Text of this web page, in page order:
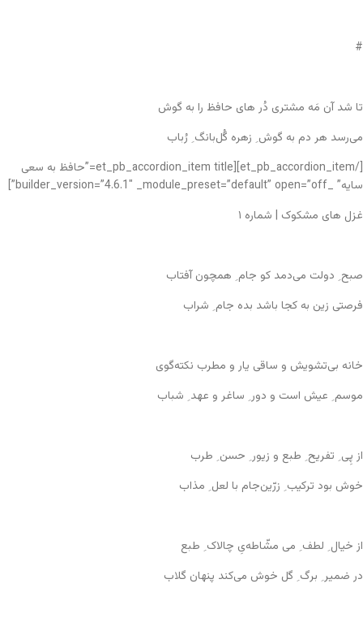
#
تا شد آن مَه مشتری دُر های حافظ را به گوش
می‌رسد هر دم به گوش ِ زهره گُل‌بانگ ِ رُباب
[/et_pb_accordion_item][et_pb_accordion_item title=”حافظ به سعی
سایه” _builder_version=”4.6.1″ _module_preset=”default” open=”off”]
غزل های مشکوک | شماره ۱
صبح ِ دولت می‌دمد کو جام ِ همچون آفتاب
فرصتی زین به کجا باشد بده جام ِ شراب
خانه بی‌تشویش و ساقی یار و مطرب نکته‌گوی
موسم ِ عیش است و دور ِ ساغر و عهد ِ شباب
از پِی ِ تفریح ِ طبع و زیور ِ حسن ِ طرب
خوش بود ترکیب ِ زرّین‌جام با لعل ِ مذاب
از خیال ِ لطف ِ می مشّاطه‌یِ چالاک ِ طبع
در ضمیر ِ برگ ِ گل خوش می‌کند پنهان گلاب